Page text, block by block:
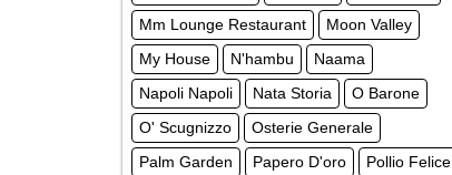
Mm Lounge Restaurant
Moon Valley
My House
N'hambu
Naama
Napoli Napoli
Nata Storia
O Barone
O' Scugnizzo
Osterie Generale
Palm Garden
Papero D'oro
Pollio Felice